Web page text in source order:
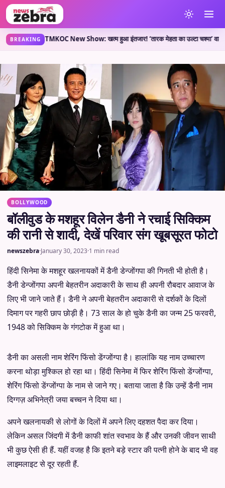
BREAKING
कहती है?•TMKOC New Show: खत्म हुआ इंतजार! ‘तारक मेहता का उल्टा चश्मा’ वाले
BOLLYWOOD
बॉलीवुड के मशहूर विलेन डैनी ने रचाई सिक्किम
की रानी से शादी, देखें परिवार संग खूबसूरत फोटो
newszebra·January 30, 2023·1 min read
हिंदी सिनेमा के मशहूर खलनायकों में डैनी डेन्जोंगपा की गिनती भी होती है।
डैनी डेन्जोंगपा अपनी बेहतरीन अदाकारी के साथ ही अपनी रौबदार आवाज के
लिए भी जाने जाते हैं। डैनी ने अपनी बेहतरीन अदाकारी से दर्शकों के दिलों
दिमाग पर गहरी छाप छोड़ी है। 73 साल के हो चुके डैनी का जन्म 25 फरवरी,
1948 को सिक्किम के गंगटोक में हुआ था।
डैनी का असली नाम शेरिंग फिंसो डेंग्जोंग्पा है। हालांकि यह नाम उच्चारण
करना थोड़ा मुश्किल हो रहा था। हिंदी सिनेमा में फिर शेरिंग फिंसो डेंग्जोंग्पा,
शेरिंग फिंसो डेंग्जोंग्पा के नाम से जाने गए। बताया जाता है कि उन्हें डैनी नाम
दिग्गज़ अभिनेत्री जया बच्चन ने दिया था।
अपने खलनायकी से लोगों के दिलों में अपने लिए दहशत पैदा कर दिया।
लेकिन असल जिंदगी में डैनी काफी शांत स्वभाव के हैं और उनकी जीवन साथी
भी कुछ ऐसी ही हैं. यहीं वजह है कि इतने बड़े स्टार की पत्नी होने के बाद भी वह
लाइमलाइट से दूर रहती हैं.